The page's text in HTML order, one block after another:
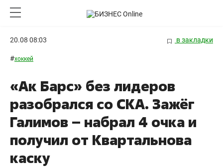
20.08 08:03 в закладки
#хоккей
«Ак Барс» без лидеров
разобрался со СКА. Зажёг
Галимов – набрал 4 очка и
получил от Квартальнова
каску